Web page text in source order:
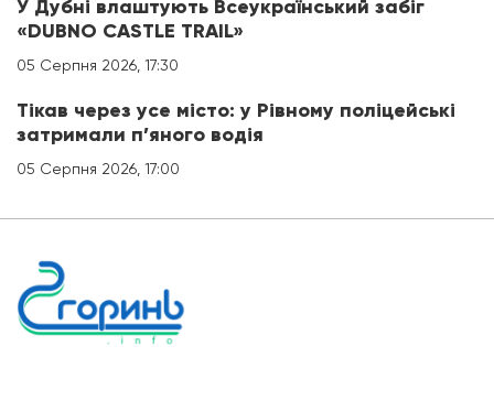
У Дубні влаштують Всеукраїнський забіг
«DUBNO CASTLE TRAIL»
05 Серпня 2026, 17:30
Тікав через усе місто: у Рівному поліцейські
затримали п’яного водія
05 Серпня 2026, 17:00